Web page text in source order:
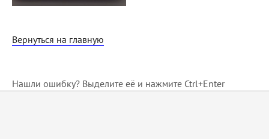
Вернуться на главную
Нашли ошибку? Выделите её и нажмите Ctrl+Enter